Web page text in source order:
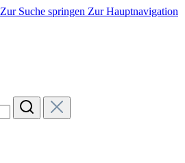
Zur Suche springen Zur Hauptnavigation